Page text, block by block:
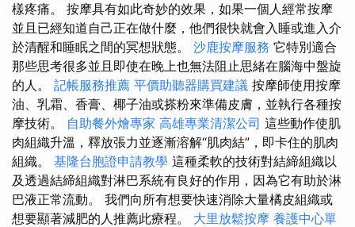
樣疼痛。 按摩具有如此奇妙的效果，如果一個人經常按摩
並且已經知道自己正在做什麼，他們很快就會入睡或進入介
於清醒和睡眠之間的冥想狀態。 沙鹿按摩服務 它特別適合
那些思考很多並且即使在晚上也無法阻止思緒在腦海中盤旋
的人。 記帳服務推薦 平價助聽器購買建議 按摩師使用按摩
油、乳霜、香膏、椰子油或搽粉來準備皮膚，並執行各種按
摩技術。 自助餐外燴專家 高雄專業清潔公司 這些動作使肌
肉組織升溫，釋放張力並逐漸溶解“肌肉結”，即卡住的肌肉
組織。 基隆台胞證申請教學 這種柔軟的技術對結締組織以
及透過結締組織對淋巴系統有良好的作用，因為它有助於淋
巴液正常流動。 我們向所有想要快速消除大量橘皮組織或
想要顯著減肥的人推薦此療程。 大里放鬆按摩 養護中心單